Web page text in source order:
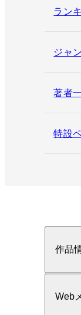
ラン
ジャ
著者
特設
作品
Web